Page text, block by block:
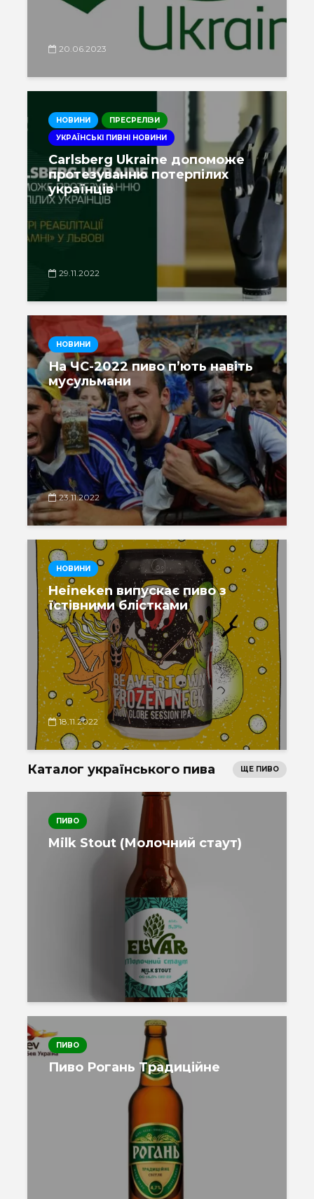
20.06.2023
НОВИНИ
ПРЕСРЕЛІЗИ
УКРАЇНСЬКІ ПИВНІ НОВИНИ
Carlsberg Ukraine допоможе
протезуванню потерпілих
українців
29.11.2022
НОВИНИ
На ЧС-2022 пиво п’ють навіть
мусульмани
23.11.2022
НОВИНИ
Heineken випускає пиво з
їстівними блістками
18.11.2022
Каталог українського пива ЩЕ ПИВО
ПИВО
Milk Stout (Молочний стаут)
ПИВО
Пиво Рогань Традиційне